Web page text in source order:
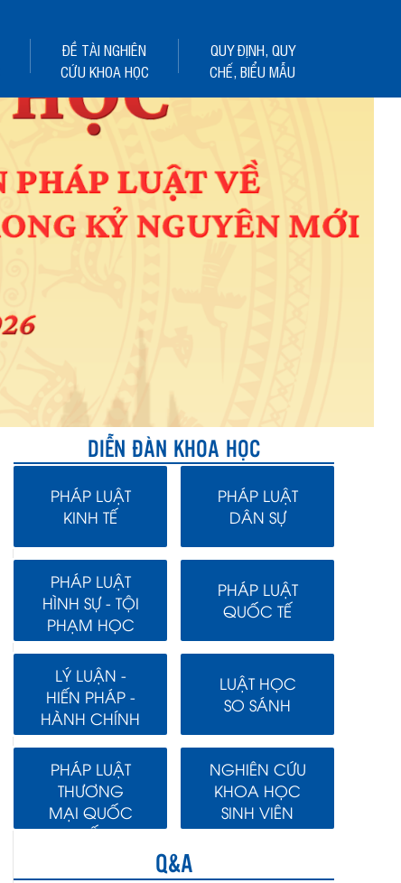
ĐỀ TÀI NGHIÊN
CỨU KHOA HỌC
QUY ĐỊNH, QUY
CHẾ, BIỂU MẪU
DIỄN ĐÀN KHOA HỌC
PHÁP LUẬT
KINH TẾ
PHÁP LUẬT
DÂN SỰ
PHÁP LUẬT
HÌNH SỰ - TỘI
PHẠM HỌC
PHÁP LUẬT
QUỐC TẾ
LÝ LUẬN -
HIẾN PHÁP -
HÀNH CHÍNH
LUẬT HỌC
SO SÁNH
PHÁP LUẬT
THƯƠNG
MẠI QUỐC
TẾ
NGHIÊN CỨU
KHOA HỌC
SINH VIÊN
Q&A